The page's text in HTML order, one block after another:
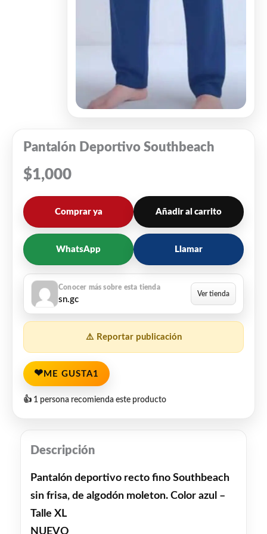
Pantalón Deportivo Southbeach
$1,000
Comprar ya Añadir al carrito
WhatsApp Llamar
sn.gc
⚠️ Reportar publicación
❤ ME GUSTA1
👍 1 persona recomienda este producto
Descripción
Pantalón deportivo recto fino Southbeach
sin frisa, de algodón moleton. Color azul –
Talle XL
NUEVO